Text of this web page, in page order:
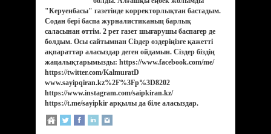
"Керуенбасы" газетінде корректорлықтан бастадым.
Содан бері баспа журналистиканың барлық
саласынан өттім. 2 рет газет шығарушы баспагер де
болдым. Осы сайтымнан Сіздер өздеріңізге қажетті
ақпараттар аласыздар деген ойдамын. Сіздер біздің
жаңалықтарымызды: https://www.facebook.com/me/
https://twitter.com/KalmuratD
www.sayipqiran.kz%2F%3Fp%3D8202
https://www.instagram.com/saipkiran.kz/
https://t.me/sayipkir арқылы да біле аласыздар.